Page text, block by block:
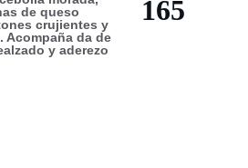
de queso
crujientes y
Acompaña da de
y aderezo
165